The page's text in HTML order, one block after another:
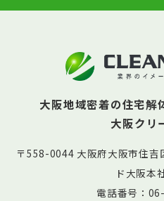
大阪地域密着の住宅解
大阪クリ
〒558-0044 大阪府大阪市住吉
ド大阪本
電話番号：